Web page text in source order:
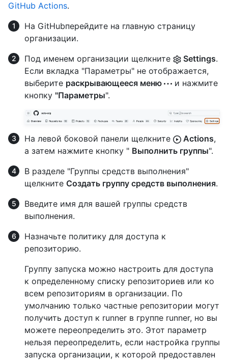
GitHub Actions.
На GitHubперейдите на главную страницу
организации.
Под именем организации щелкните
Settings.
Если вкладка "Параметры" не отображается,
выберите раскрывающееся меню
и нажмите
кнопку "Параметры".
На левой боковой панели щелкните Actions,
а затем нажмите кнопку " Выполнить группы".
В разделе "Группы средств выполнения"
щелкните Создать группу средств выполнения.
Введите имя для вашей группы средств
выполнения.
Назначьте политику для доступа к
репозиторию.
Группу запуска можно настроить для доступа
к определенному списку репозиториев или ко
всем репозиториям в организации. По
умолчанию только частные репозитории могут
получить доступ к runner в группе runner, но вы
можете переопределить это. Этот параметр
нельзя переопределить, если настройка группы
запуска организации, к которой предоставлен